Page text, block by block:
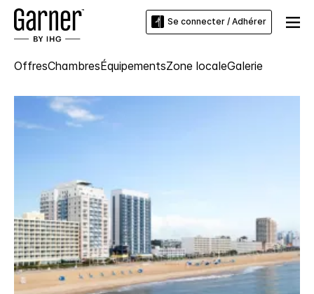
Se connecter / Adhérer
OffresChambresÉquipementsZone localeGalerie